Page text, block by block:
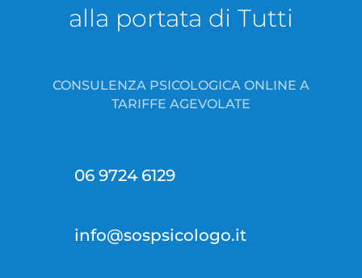
alla portata di Tutti
CONSULENZA PSICOLOGICA ONLINE A
TARIFFE AGEVOLATE
06 9724 6129
info@sospsicologo.it